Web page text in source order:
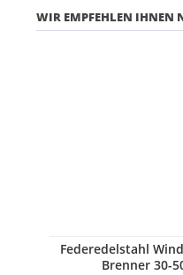
WIR EMPFEHLEN IHNEN
Federedelstahl
Brenner 30-